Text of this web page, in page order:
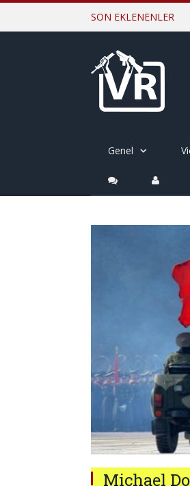
SON EKLENENLER
Genel
Michael